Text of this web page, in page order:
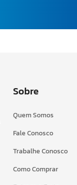
Sobre
Quem Somos
Fale Conosco
Trabalhe Conosco
Como Comprar